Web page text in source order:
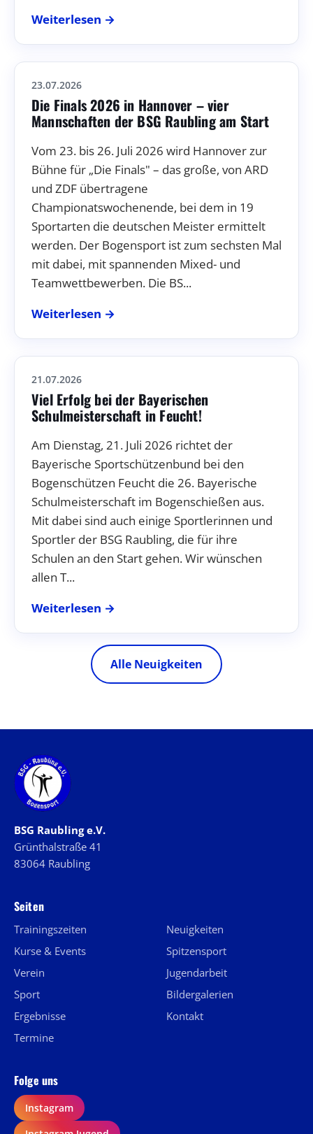
Weiterlesen →
23.07.2026
Die Finals 2026 in Hannover – vier
Mannschaften der BSG Raubling am Start
Vom 23. bis 26. Juli 2026 wird Hannover zur
Bühne für „Die Finals" – das große, von ARD
und ZDF übertragene
Championatswochenende, bei dem in 19
Sportarten die deutschen Meister ermittelt
werden. Der Bogensport ist zum sechsten Mal
mit dabei, mit spannenden Mixed- und
Teamwettbewerben. Die BS...
Weiterlesen →
21.07.2026
Viel Erfolg bei der Bayerischen
Schulmeisterschaft in Feucht!
Am Dienstag, 21. Juli 2026 richtet der
Bayerische Sportschützenbund bei den
Bogenschützen Feucht die 26. Bayerische
Schulmeisterschaft im Bogenschießen aus.
Mit dabei sind auch einige Sportlerinnen und
Sportler der BSG Raubling, die für ihre
Schulen an den Start gehen. Wir wünschen
allen T...
Weiterlesen →
Alle Neuigkeiten
BSG Raubling e.V.
Grünthalstraße 41
83064 Raubling
Seiten
Trainingszeiten
Kurse & Events
Verein
Sport
Ergebnisse
Termine
Neuigkeiten
Spitzensport
Jugendarbeit
Bildergalerien
Kontakt
Folge uns
Instagram